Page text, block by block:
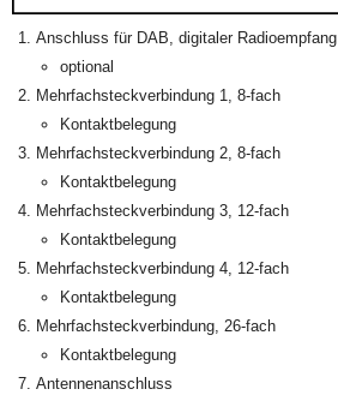
Anschluss für DAB, digitaler Radioempfang
optional
Mehrfachsteckverbindung 1, 8-fach
Kontaktbelegung
Mehrfachsteckverbindung 2, 8-fach
Kontaktbelegung
Mehrfachsteckverbindung 3, 12-fach
Kontaktbelegung
Mehrfachsteckverbindung 4, 12-fach
Kontaktbelegung
Mehrfachsteckverbindung, 26-fach
Kontaktbelegung
Antennenanschluss